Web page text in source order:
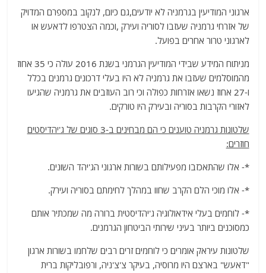
ארגוני המודיעין בגרמניה לא יודעים,גם כיום, לנקוב במספרם המדויק
של אזרחי גרמניה שעזבו לסוריה ועירק ,וכמה הצטרפו לדאעש או
לארגוני טרור אחרים בפועל.
מניתוח המידע שבידי המודיעין הגרמני בשנת 2016 עולה כי 35 אחוז
מהמוסלמים שעזבו את גרמניה לא היו בעלי דרכונים גרמנים בכלל
ו-27 אחוז נשאו אזרחות כפולה וכי רוב העוזבים את גרמניה שהגיעו
לאזורי הקרבות בסוריה ובעירק היו טורקים.
שלטונות גרמניה טוענים כי הם מבחינים ב-3 סוגים של ג'יהדיסטים
חוזרים:
*- אלו שהתאכזבו מפעילותם בשורות ארגוני הג'יהד השונים.
*- אלו מוכי הלם הקרב שחוו במהלך לחימתם בסוריה ועירק.
*- לוחמים בעלי אידאולוגיה ג'יהדיסטית ברורה מה שמכתיר אותם
כמסוכנים ביותר בעיני שירותי הביטחון הגרמנים.
שלטונות עיראק אומרים כי לוחמים זרים רבים שלחמו בשורות ארגון
"דאעש" בארצם היו מרוסיה, בעיקר צ'צ'ניה, ורפובליקות ברית